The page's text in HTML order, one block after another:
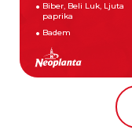
Biber, Beli Luk, Ljuta
paprika
Badem